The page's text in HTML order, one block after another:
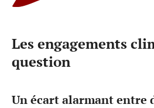
Les engagements
question
Un écart alarmant entre